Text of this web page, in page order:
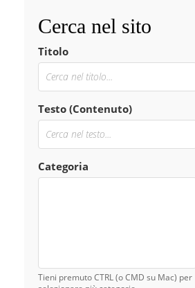
Cerca nel sito
Titolo
Testo (Contenuto)
Categoria
Tieni premuto CTRL (o CMD su Mac) per